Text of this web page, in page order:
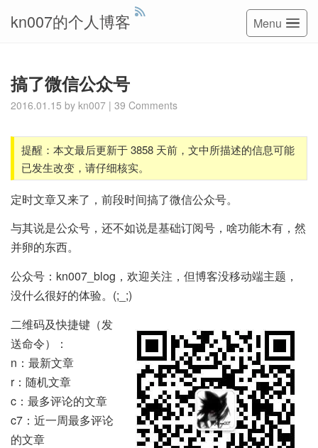
kn007的个人博客 Menu
搞了微信公众号
2016.01.15 by kn007 | 39 Comments
提醒：本文最后更新于 3858 天前，文中所描述的信息可能
已发生改变，请仔细核实。
定时文章又来了，前段时间搞了微信公众号。
与其说是公众号，还不如说是基础订阅号，啥功能木有，然
并卵的东西。
公众号：kn007_blog，欢迎关注，但博客没移动端主题，
没什么很好的体验。(;_;)
二维码及快捷键（发
送命令）：
n：最新文章
r：随机文章
c：最多评论的文章
c7：近一周最多评论
的文章